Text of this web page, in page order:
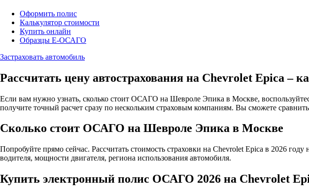
Оформить полис
Калькулятор стоимости
Купить онлайн
Образцы Е-ОСАГО
Застраховать автомобиль
Рассчитать цену автострахования на Chevrolet Epica –
Если вам нужно узнать, сколько стоит ОСАГО на Шевроле Эпика в Москве,
получите точный расчет сразу по нескольким страховым компаниям. Вы сможете
Сколько стоит ОСАГО на Шевроле Эпика в Москве
Попробуйте прямо сейчас. Рассчитать стоимость страховки на Chevrolet Epica в 2026
водителя, мощности двигателя, региона использования автомобиля.
Купить электронный полис ОСАГО 2026 на Chevrolet